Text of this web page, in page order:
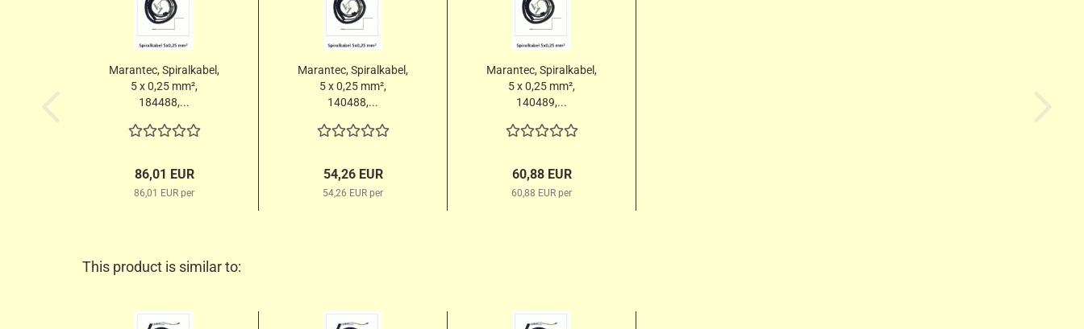
Marantec, Spiralkabel,
5 x 0,25 mm²,
184488,...
86,01 EUR
86,01 EUR per
Marantec, Spiralkabel,
5 x 0,25 mm²,
140488,...
54,26 EUR
54,26 EUR per
Marantec, Spiralkabel,
5 x 0,25 mm²,
140489,...
60,88 EUR
60,88 EUR per
This product is similar to: